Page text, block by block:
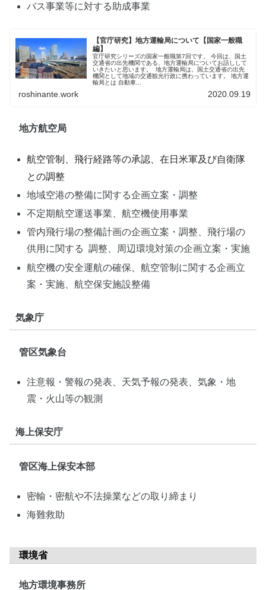
バス事業等に対する助成事業
【官庁研究】地方運輸局について【国家一般職
編】
官庁研究シリーズの国家一般職第7回です。 今回は、国土
交通省の出先機関である、地方運輸局についてお話しして
いきたいと思います。 地方運輸局は、国土交通省の出先
機関として地域の交通観光行政に携わっています。 地方運
輸局とは 自動車...
roshinante.work 2020.09.19
地方航空局
航空管制、飛行経路等の承認、在日米軍及び自衛隊
との調整
地域空港の整備に関する企画立案・調整
不定期航空運送事業、航空機使用事業
管内飛行場の整備計画の企画立案・調整、飛行場の
供用に関する 調整、周辺環境対策の企画立案・実施
航空機の安全運航の確保、航空管制に関する企画立
案・実施、航空保安施設整備
気象庁
管区気象台
注意報・警報の発表、天気予報の発表、気象・地
震・火山等の観測
海上保安庁
管区海上保安本部
密輸・密航や不法操業などの取り締まり
海難救助
環境省
地方環境事務所